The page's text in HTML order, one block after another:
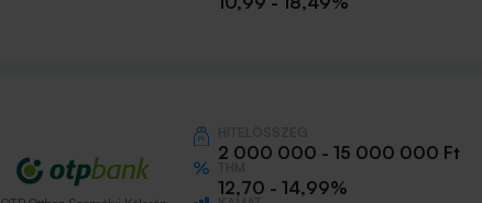
2 000 000 - 15 000 000 Ft
12,70 - 14,99%